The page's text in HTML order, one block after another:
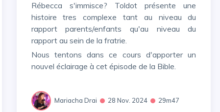
Rébecca s'immisce? Toldot présente une
histoire tres complexe tant au niveau du
rapport parents/enfants qu'au niveau du
rapport au sein de la fratrie.
Nous tentons dans ce cours d'apporter un
nouvel éclairage à cet épisode de la Bible.
Mariacha Drai 28 Nov. 2024 29m47